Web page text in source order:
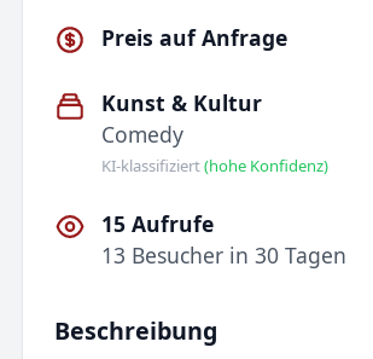
Preis auf Anfrage
Kunst & Kultur
Comedy
KI-klassifiziert(hohe Konfidenz)
15 Aufrufe
13 Besucher in 30 Tagen
Beschreibung